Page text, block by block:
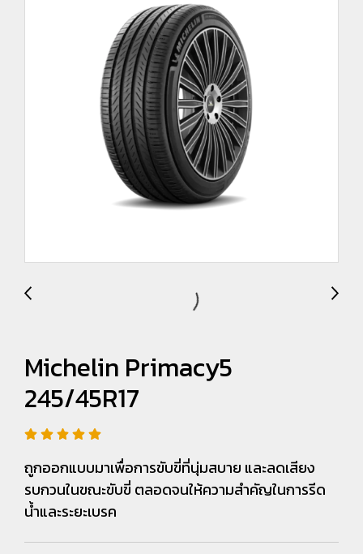
Michelin Primacy5
245/45R17
ถูกออกแบบมาเพื่อการขับขี่ที่นุ่มสบาย และลดเสียง
รบกวนในขณะขับขี่ ตลอดจนให้ความสำคัญในการรีด
น้ำและระยะเบรค